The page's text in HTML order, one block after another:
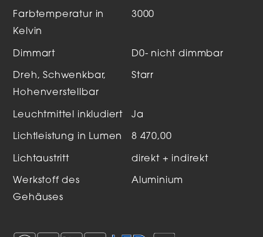
Farbtemperatur in
Kelvin
3000
Dimmart D0- nicht dimmbar
Dreh, Schwenkbar,
Hohenverstellbar
Starr
Leuchtmittel inkludiert Ja
Lichtleistung in Lumen 8 470,00
Lichtaustritt direkt + indirekt
Werkstoff des
Gehäuses
Aluminium